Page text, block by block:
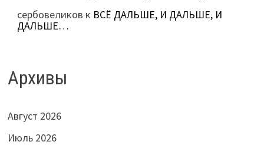
сербовеликов к ВСЁ ДАЛЬШЕ, И ДАЛЬШЕ, И
ДАЛЬШЕ…
Архивы
Август 2026
Июль 2026